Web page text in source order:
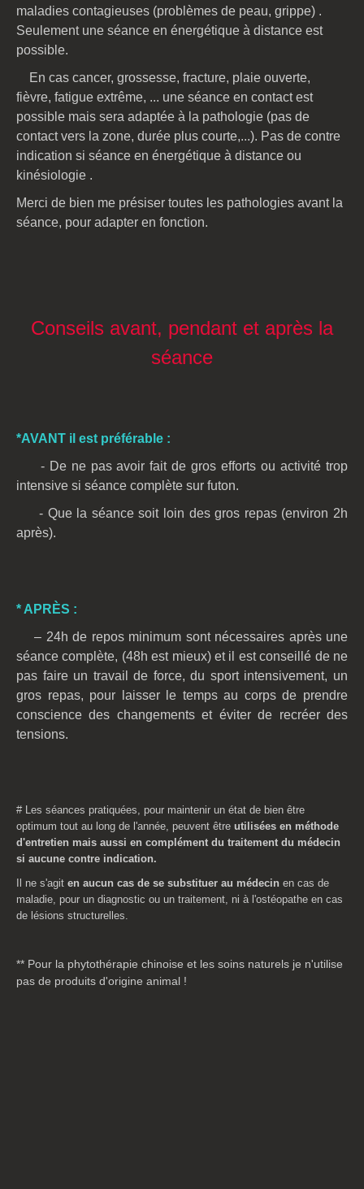
maladies contagieuses (problèmes de peau, grippe) .
Seulement une séance en énergétique à distance est
possible.
En cas cancer, grossesse, fracture, plaie ouverte,
fièvre, fatigue extrême, ... une séance en contact est
possible mais sera adaptée à la pathologie (pas de
contact vers la zone, durée plus courte,...). Pas de contre
indication si séance en énergétique à distance ou
kinésiologie .
Merci de bien me présiser toutes les pathologies avant la
séance, pour adapter en fonction.
Conseils avant, pendant et après la
séance
*AVANT i l est préférable :
- De ne pas avoir fait de gros efforts ou activité trop
intensive si séance complète sur futon.
- Que la séance soit loin des gros repas (environ 2h
après).
* APRÈS :
– 24h de repos minimum sont nécessaires après une
séance complète, (48h est mieux) et il est conseillé de ne
pas faire un travail de force, du sport intensivement, un
gros repas, pour laisser le temps au corps de prendre
conscience des changements et éviter de recréer des
tensions.
# Les séances pratiquées, pour maintenir un état de bien être
optimum tout au long de l'année, peuvent être utilisées en méthode
d'entretien mais aussi en complément du traitement du médecin
si aucune contre indication.
Il ne s'agit en aucun cas de se substituer au médecin en cas de
maladie, pour un diagnostic ou un traitement, ni à l'ostéopathe en cas
de lésions structurelles.
** Pour la phytothérapie chinoise et les soins naturels je n'utilise
pas de produits d'origine animal !